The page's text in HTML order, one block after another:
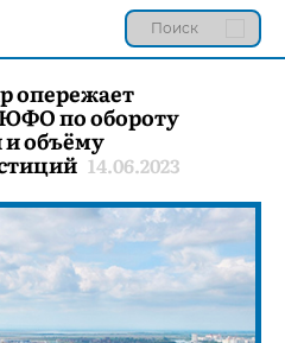
опережает
по обороту
и объёму
14.06.2023